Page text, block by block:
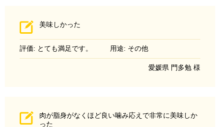
美味しかった
評価: とても満足です。 用途: その他
愛媛県 門多勉 様
肉が脂身がなくほど良い噛み応えで非常に美味しか
った